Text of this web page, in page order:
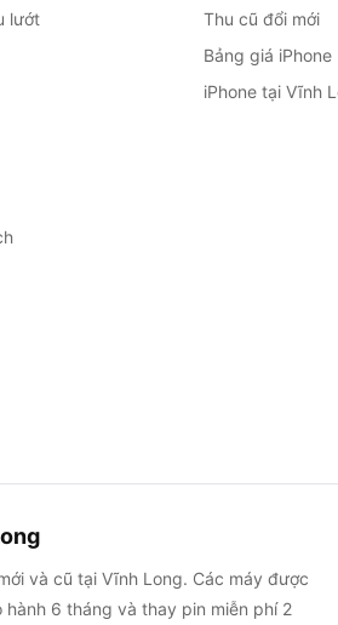
lướt
Thu cũ đổi mới
Bảng giá iPhone
iPhone tại Vĩnh
và cũ tại Vĩnh Long. Các máy được
6 tháng và thay pin miễn phí 2